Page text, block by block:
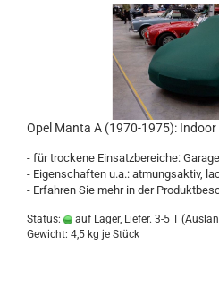
Opel Manta A (1970-1975): Indoor
- für trockene Einsatzbereiche:
- Eigenschaften u.a.: atmungsaktiv,
- Erfahren Sie mehr in der
Status: auf Lager, Liefer. 3-5 T
Gewicht: 4,5 kg je Stück